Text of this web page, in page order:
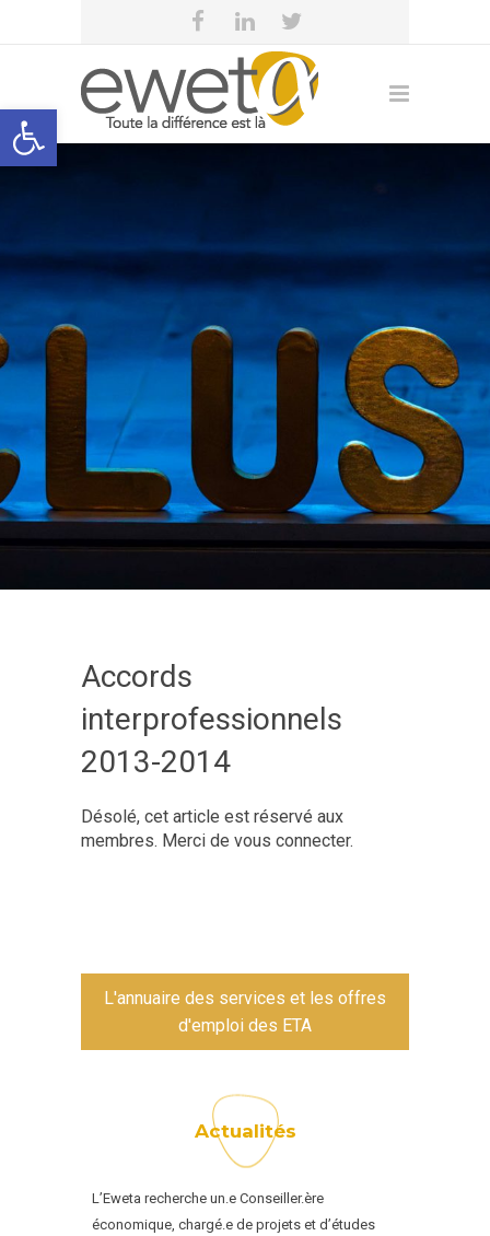
Open toolbar
eweta
Accords
interprofessionnels
2013-2014
Désolé, cet article est réservé aux
membres. Merci de vous connecter.
L'annuaire des services et les offres
d'emploi des ETA
Actualités
L’Eweta recherche un.e Conseiller.ère
économique, chargé.e de projets et d’études